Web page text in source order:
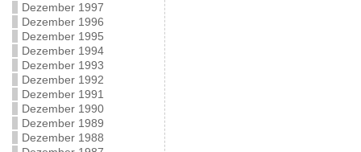
Dezember 1997
Dezember 1996
Dezember 1995
Dezember 1994
Dezember 1993
Dezember 1992
Dezember 1991
Dezember 1990
Dezember 1989
Dezember 1988